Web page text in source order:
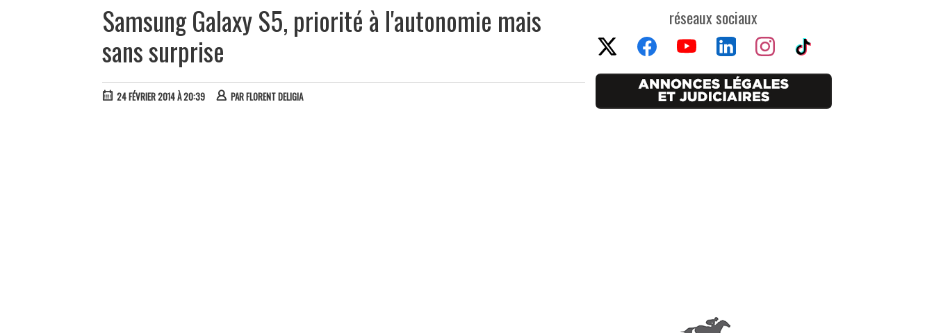
Samsung Galaxy S5, priorité à l'autonomie mais
sans surprise
24 FÉVRIER 2014 À 20:39 PARFLORENT DELIGIA
réseaux sociaux